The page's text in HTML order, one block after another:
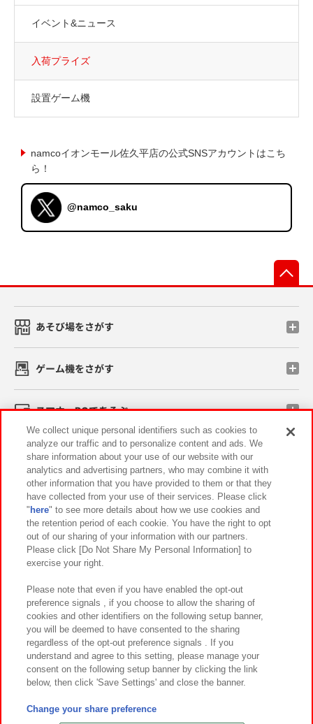
イベント&ニュース
入荷プライズ
設置ゲーム機
namcoイオンモール佐久平店の公式SNSアカウントはこち
ら！
@namco_saku
あそび場をさがす
ゲーム機をさがす
スマホ・PCであそぶ
イベント・キャンペーン
関連会社 サステナビリティ サイトポリシー
プライバシーポリシー ウェブアクセシビリティ方針と検証結果
お取引先さまとともに
カスタマーハラスメント対応方針 よくあるご質問・お問い合わせ
©Bandai Namco Amusement Inc.
©Bandai Namco Amusement Lab Inc.
We collect unique personal identifiers such as cookies to
analyze our traffic and to personalize content and ads. We
share information about your use of our website with our
analytics and advertising partners, who may combine it with
other information that you have provided to them or that they
have collected from your use of their services. Please click
" here" to see more details about how we use cookies and
the retention period of each cookie. You have the right to opt
out of our sharing of your information with our partners.
Please click [Do Not Share My Personal Information] to
exercise your right.
Please note that even if you have enabled the opt-out
preference signals , if you choose to allow the sharing of
cookies and other identifiers on the following setup banner,
you will be deemed to have consented to the sharing
regardless of the opt-out preference signals . If you
understand and agree to this setting, please manage your
consent on the following setup banner by clicking the link
below, then click 'Save Settings' and close the banner.
Change your share preference